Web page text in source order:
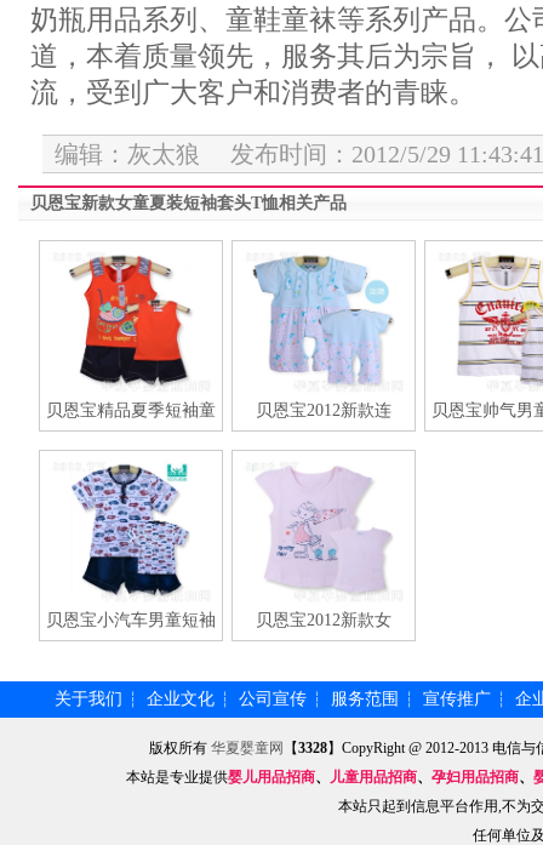
奶瓶用品系列、童鞋童袜等系列产品。
道，本着质量领先，服务其后为宗旨，
流，受到广大客户和消费者的青睐。
编辑：灰太狼 发布时间：2012/5/29 11:43:41
贝恩宝新款女童夏装短袖套头T恤相关产品
贝恩宝精品夏季短袖童 贝恩宝2012新款连 贝恩宝帅气男
贝恩宝小汽车男童短袖 贝恩宝2012新款女
关于我们 ┆ 企业文化 ┆ 公司宣传 ┆ 服务范围 ┆ 宣传推广 ┆ 企
版权所有华夏婴童网 【3328】CopyRight @ 2012-2013 电信
本站是专业提供婴儿用品招商、 儿童用品招商、 孕妇用品招商、
本站只起到信息平台作用,不为
任何单位